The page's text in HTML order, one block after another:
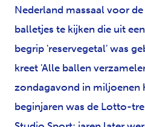
Nederland massaal voor
balletjes te kijken die uit
begrip 'reservegetal' was
kreet 'Alle ballen
zondagavond in miljoenen
beginjaren was de Lotto-